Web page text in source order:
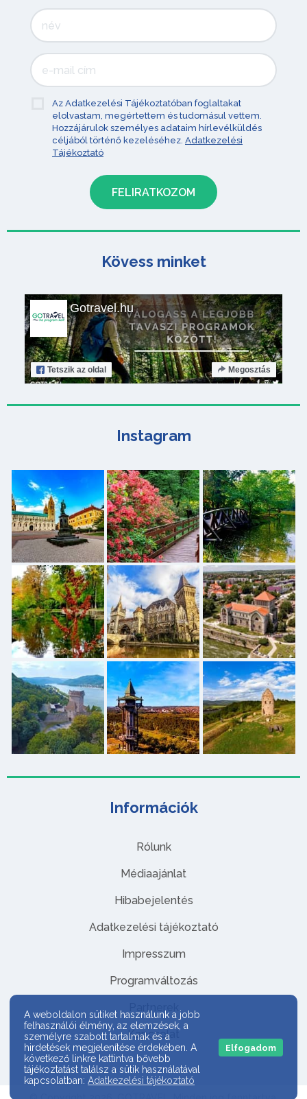
Információk
Rólunk
Médiaajánlat
Hibabejelentés
Adatkezelési tájékoztató
Impresszum
Programváltozás
Partnerek
Kapcsolat
Az Adatkezelési Tájékoztatóban foglaltakat
elolvastam, megértettem és tudomásul vettem.
Hozzájárulok személyes adataim hírlevélküldés
céljából történő kezeléséhez. Adatkezelési
Tájékoztató
Kövess minket
Gotravel.hu
Tetszik az oldal Megosztás
Instagram
A weboldalon sütiket használunk a jobb
felhasználói élmény, az elemzések, a
személyre szabott tartalmak és a
hirdetések megjelenítése érdekében. A
következő linkre kattintva bővebb
tájékoztatást találsz a sütik használatával
kapcsolatban: Adatkezelési tájékoztató
Elfogadom